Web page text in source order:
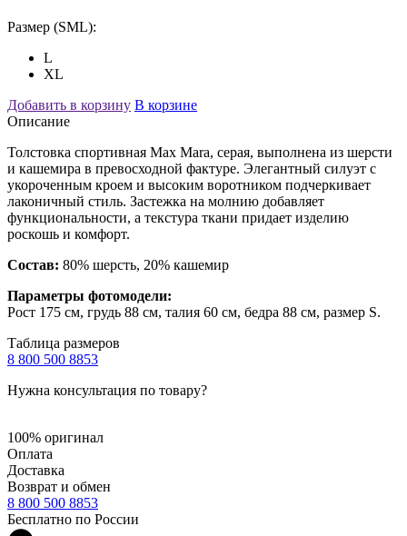
Размер (SML):
L
XL
Добавить в корзину В корзине
Описание
Толстовка спортивная Max Mara, серая, выполнена из шерсти
и кашемира в превосходной фактуре. Элегантный силуэт с
укороченным кроем и высоким воротником подчеркивает
лаконичный стиль. Застежка на молнию добавляет
функциональности, а текстура ткани придает изделию
роскошь и комфорт.
Состав: 80% шерсть, 20% кашемир
Параметры фотомодели:
Рост 175 см, грудь 88 см, талия 60 см, бедра 88 см, размер S.
Таблица размеров
8 800 500 8853
Нужна консультация по товару?
100% оригинал
Оплата
Доставка
Возврат и обмен
8 800 500 8853
Бесплатно по России